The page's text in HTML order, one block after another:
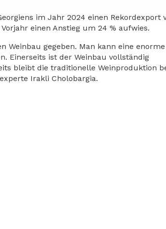
im Jahr 2024 einen Rekordexport
einen Anstieg um 24 % aufwies.
Weinbau gegeben. Man kann eine
Einerseits ist der Weinbau vollständig
bleibt die traditionelle Weinproduktion
Irakli Cholobargia.